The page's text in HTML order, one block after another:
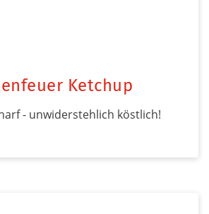
Ketchup
- unwiderstehlich köstlich!